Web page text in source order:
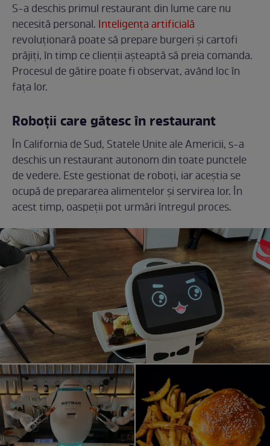
S-a deschis primul restaurant din lume care nu
necesită personal. Inteligența artificială
revoluționară poate să prepare burgeri și cartofi
prăjiți, în timp ce clienții așteaptă să preia comanda.
Procesul de gătire poate fi observat, având loc în
fața lor.
Roboții care gătesc în restaurant
În California de Sud, Statele Unite ale Americii, s-a
deschis un restaurant autonom din toate punctele
de vedere. Este gestionat de roboți, iar aceștia se
ocupă de prepararea alimentelor și servirea lor. În
acest timp, oaspeții pot urmări întregul proces.